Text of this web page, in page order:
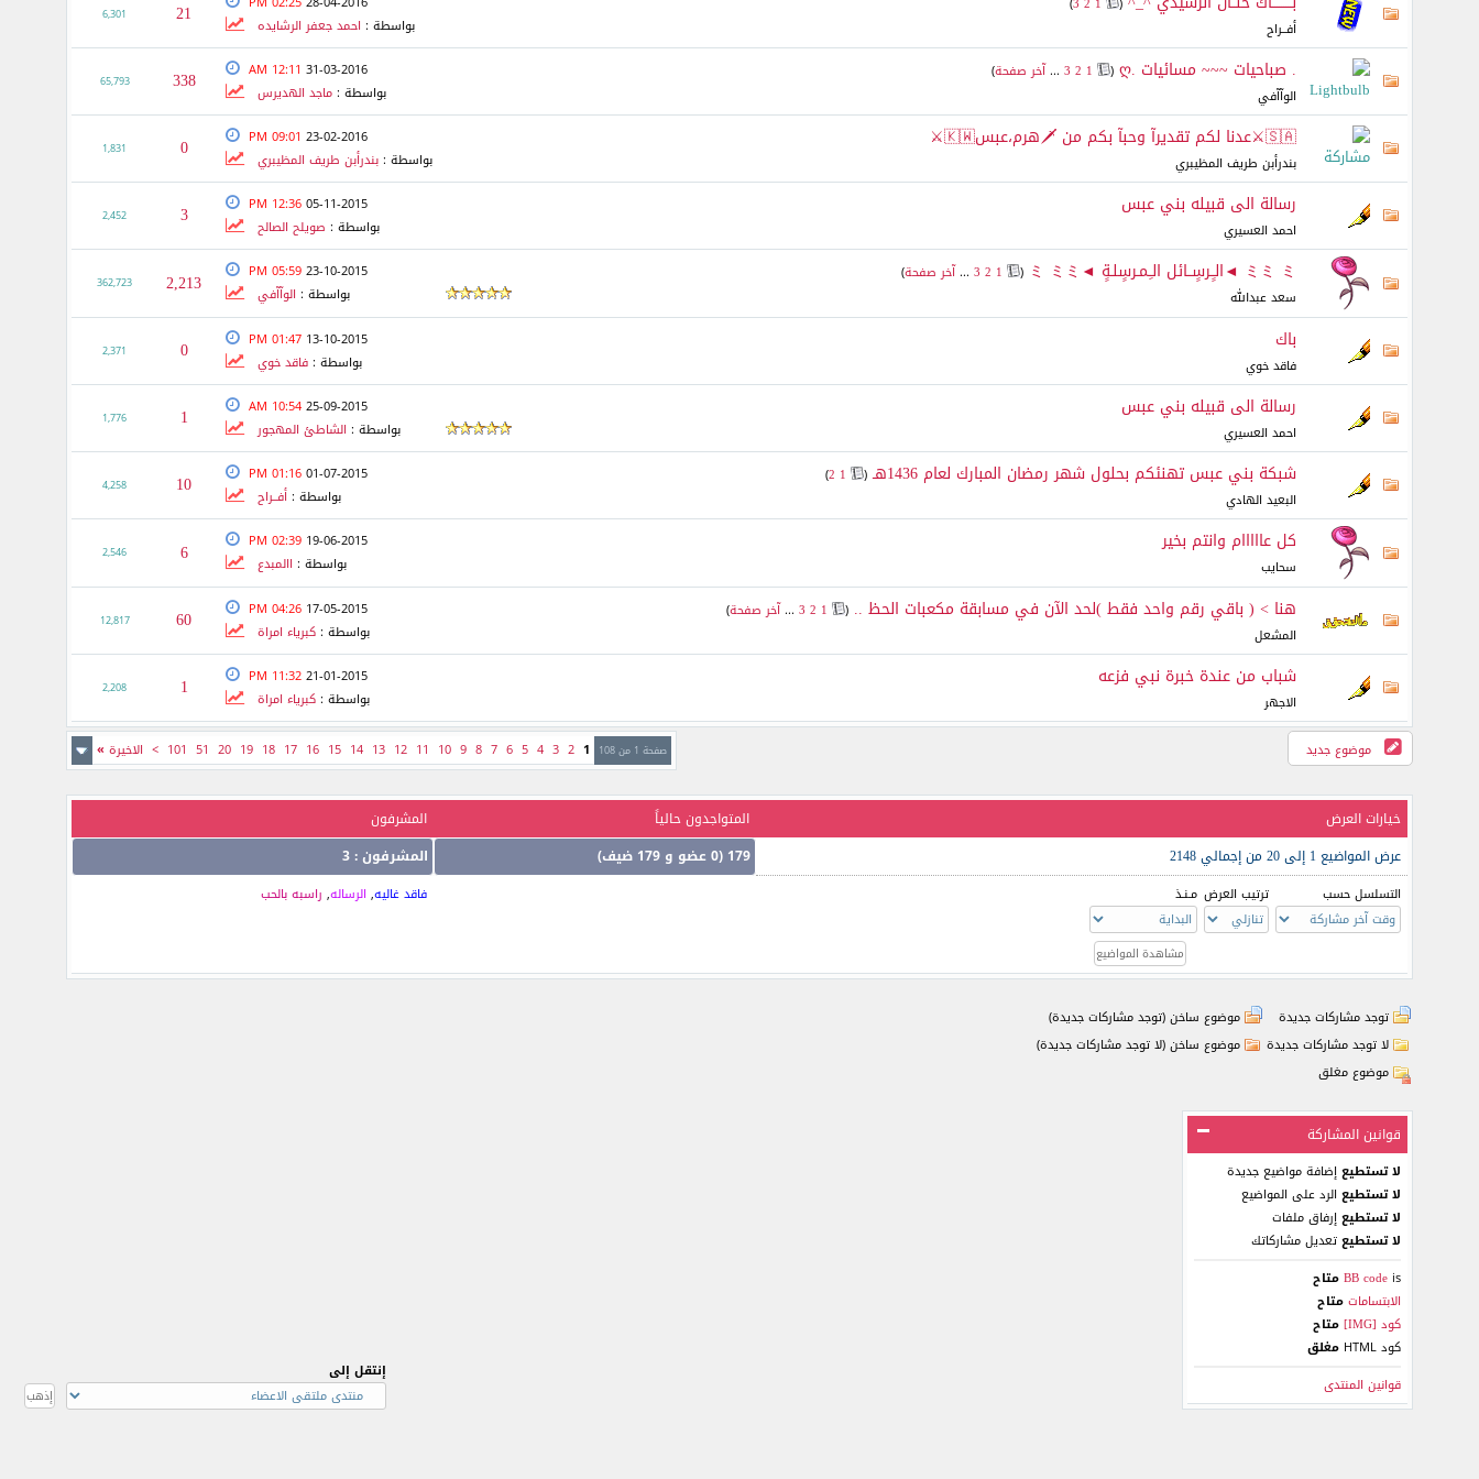
أفــراح
بواسطة : احمد جعفر الرشايده 21
6,301
. صباحيات ~~~ مسائيات .ღ (
1
2
3
...آخر صفحة)
الوآآفي
31-03-2016
12:11 AM
بواسطة :ماجد الهديرس 338
65,793
🇸🇦⚔عدنا لكم تقديرآ وحبآ بكم من 🗡هرم،عبس🇰🇼⚔
بندرأبن طريف المظيبري
23-02-2016
09:01 PM
بواسطة :بندرأبن طريف المظيبري 0
1,831
رسالة الى قبيله بني عبس
احمد العسيري
05-11-2015
12:36 PM
بواسطة : صويلح الصالح 3
2,452
ミミ ミ ◄الـٍـرسٍــائل الـِـمـرسٍلـةٍ ◄ミ ミミ (
1
2
3
...آخر صفحة)
سعد عبدالله
23-10-2015
05:59 PM
بواسطة : الوآآفي 2,213
362,723
باك
فاقد خوي
13-10-2015
01:47 PM
بواسطة :فاقد خوي 0
2,371
رسالة الى قبيله بني عبس
احمد العسيري
25-09-2015
10:54 AM
بواسطة : الشاطئ المهجور 1
1,776
شبكة بني عبس تهنئكم بحلول شهر رمضان المبارك لعام 1436هـ ‏
(
1
2
)
البعيد الهادي
01-07-2015
01:16 PM
بواسطة :أفــراح 10
4,258
كل عااااام وانتم بخير
سحايب
19-06-2015
02:39 PM
بواسطة : االمبدع 6
2,546
هنا > ( باقي رقم واحد فقط )لحد الآن في مسابقة مكعبات الحظ .. (
1
2
3
...آخر صفحة)
المشعل
17-05-2015
04:26 PM
بواسطة :كبرياء امراة 60
12,817
شباب من عندة خبرة نبي فزعه
الاجهر
21-01-2015
11:32 PM
بواسطة :كبرياء امراة 1
2,208
موضوع جديد صفحة 1 من 108 1
2
3
4
5
6
7
8
9
10
11
12
13
14
15
16
17
18
19
20
51
101
> الاخيرة »
خيارات العرض المتواجدون حالياً
المشرفون
عرض المواضيع 1 إلى 20 من إجمالي 2148
179 (0 عضو و 179 ضيف) المشرفون : 3
التسلسل حسب ترتيب العرض مـنـذ فاقد غاليه, الرساله, راسبه بالحب
توجد مشاركات جديدة
موضوع ساخن (توجد مشاركات جديدة)
لا توجد مشاركات جديدة
موضوع ساخن (لا توجد مشاركات جديدة)
موضوع مغلق
قوانين المشاركة
لا تستطيعإضافة مواضيع جديدة
لا تستطيع الرد على المواضيع
لا تستطيعإرفاق ملفات
لا تستطيعتعديل مشاركاتك
BB code is
متاح
الابتساماتمتاح
كود [IMG]
متاح
كود HTML
مغلق
قوانين المنتدى
إنتقل إلى